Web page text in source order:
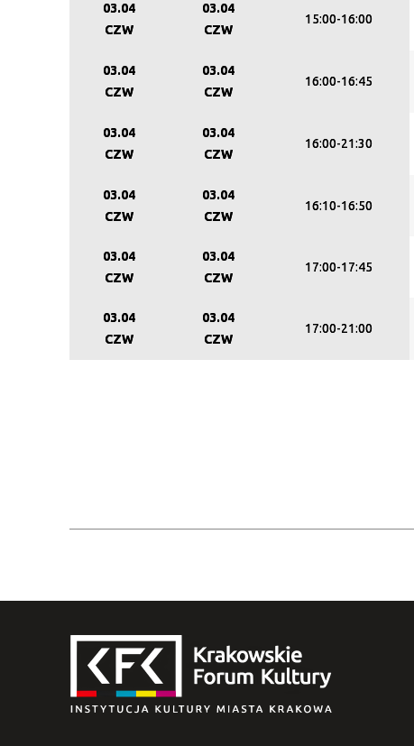
03.04
CZW
03.04
CZW
15:00-16:00
03.04
CZW
03.04
CZW
16:00-16:45
03.04
CZW
03.04
CZW
16:00-21:30
03.04
CZW
03.04
CZW
16:10-16:50
03.04
CZW
03.04
CZW
17:00-17:45
03.04
CZW
03.04
CZW
17:00-21:00